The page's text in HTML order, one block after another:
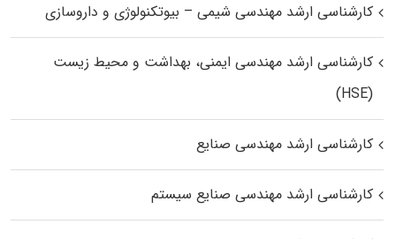
کارشناسی ارشد مهندسی شیمی – بیوتکنولوژی و داروسازی
کارشناسی ارشد مهندسی ایمنی، بهداشت و محیط زیست
(HSE)
کارشناسی ارشد مهندسی صنایع
کارشناسی ارشد مهندسی صنایع سیستم